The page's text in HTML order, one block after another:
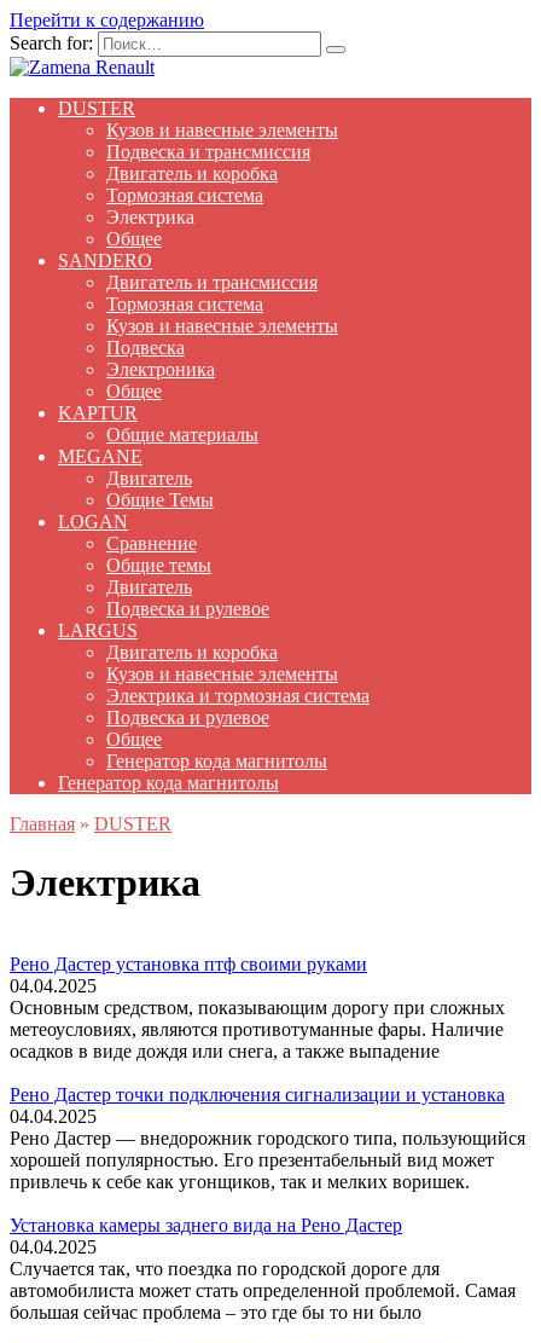
Перейти к содержанию
Search for:
DUSTER
Кузов и навесные элементы
Подвеска и трансмиссия
Двигатель и коробка
Тормозная система
Электрика
Общее
SANDERO
Двигатель и трансмиссия
Тормозная система
Кузов и навесные элементы
Подвеска
Электроника
Общее
KAPTUR
Общие материалы
MEGANE
Двигатель
Общие Темы
LOGAN
Сравнение
Общие темы
Двигатель
Подвеска и рулевое
LARGUS
Двигатель и коробка
Кузов и навесные элементы
Электрика и тормозная система
Подвеска и рулевое
Общее
Генератор кода магнитолы
Генератор кода магнитолы
Главная » DUSTER
Электрика
Рено Дастер установка птф своими руками
04.04.2025
Основным средством, показывающим дорогу при сложных
метеоусловиях, являются противотуманные фары. Наличие
осадков в виде дождя или снега, а также выпадение
Рено Дастер точки подключения сигнализации и установка
04.04.2025
Рено Дастер — внедорожник городского типа, пользующийся
хорошей популярностью. Его презентабельный вид может
привлечь к себе как угонщиков, так и мелких воришек.
Установка камеры заднего вида на Рено Дастер
04.04.2025
Случается так, что поездка по городской дороге для
автомобилиста может стать определенной проблемой. Самая
большая сейчас проблема – это где бы то ни было